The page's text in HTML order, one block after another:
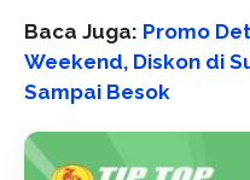
Baca Juga: Promo
Weekend, Diskon di
Sampai Besok